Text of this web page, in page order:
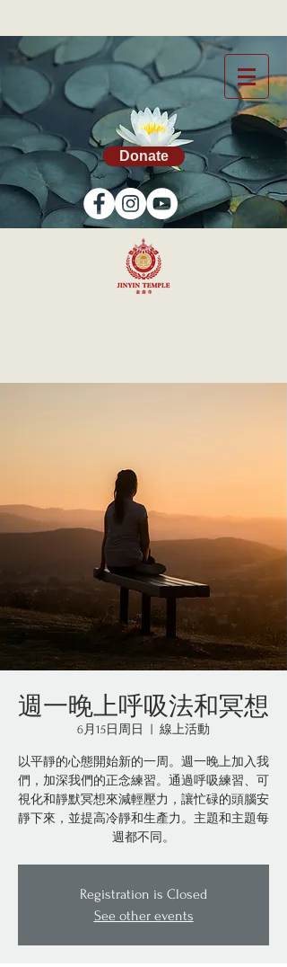
Donate
週一晚上呼吸法和冥想
6月15日周日 線上活動
以平靜的心態開始新的一周。週一晚上加入我
們，加深我們的正念練習。通過呼吸練習、可
視化和靜默冥想來減輕壓力，讓忙碌的頭腦安
靜下來，並提高冷靜和生產力。主題和主題每
週都不同。
Registration is Closed
See other events